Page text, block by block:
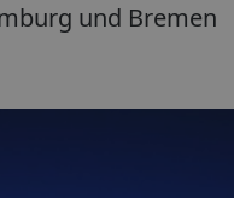
und Bremen